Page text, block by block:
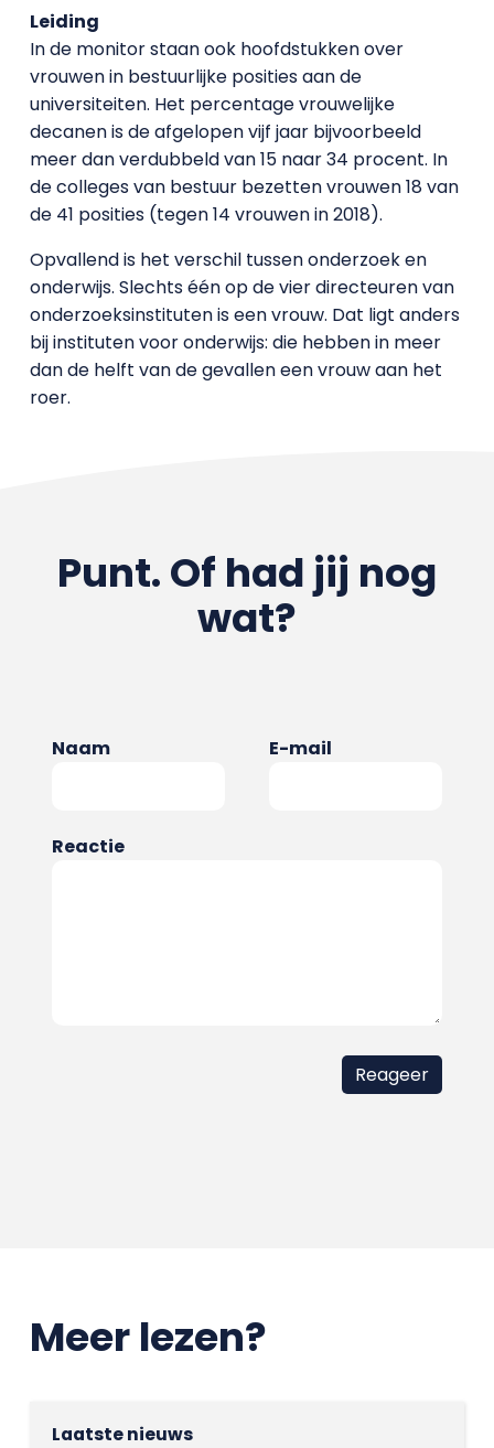
Leiding
In de monitor staan ook hoofdstukken over
vrouwen in bestuurlijke posities aan de
universiteiten. Het percentage vrouwelijke
decanen is de afgelopen vijf jaar bijvoorbeeld
meer dan verdubbeld van 15 naar 34 procent. In
de colleges van bestuur bezetten vrouwen 18 van
de 41 posities (tegen 14 vrouwen in 2018).
Opvallend is het verschil tussen onderzoek en
onderwijs. Slechts één op de vier directeuren van
onderzoeksinstituten is een vrouw. Dat ligt anders
bij instituten voor onderwijs: die hebben in meer
dan de helft van de gevallen een vrouw aan het
roer.
Punt. Of had jij nog
wat?
Naam E-mail
Reactie
Meer lezen?
Laatste nieuws